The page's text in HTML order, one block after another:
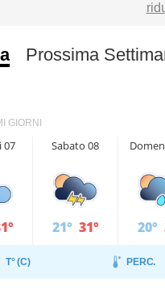
Prossima
GIORNI
07 Sabato 08
21° 31° 20°
T° (C) PERC.